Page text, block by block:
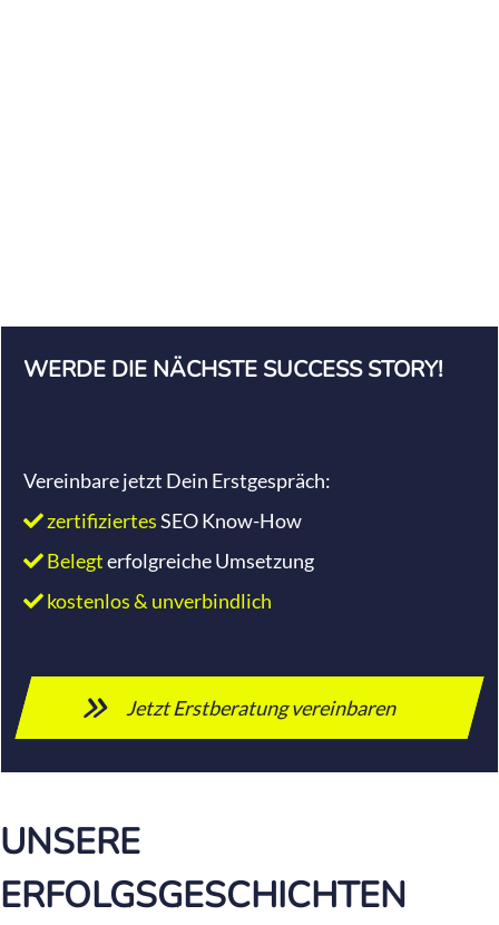
WERDE DIE NÄCHSTE SUCCESS STORY!
Vereinbare jetzt Dein Erstgespräch:
zertifiziertesSEO Know-How
Belegterfolgreiche Umsetzung
kostenlos & unverbindlich
Jetzt Erstberatung vereinbaren
UNSERE
ERFOLGSGESCHICHTEN